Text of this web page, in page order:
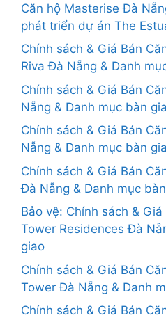
Căn hộ Masterise Đà
phát triển dự án The
Chính sách & Giá Bán
Riva Đà Nẵng & Danh
Chính sách & Giá Bán
Nẵng & Danh mục bàn
Chính sách & Giá Bán
Nẵng & Danh mục bàn
Chính sách & Giá Bán
Đà Nẵng & Danh mục
Bảo vệ: Chính sách &
Tower Residences Đà
giao
Chính sách & Giá Bán
Tower Đà Nẵng & Danh
Chính sách & Giá Bán